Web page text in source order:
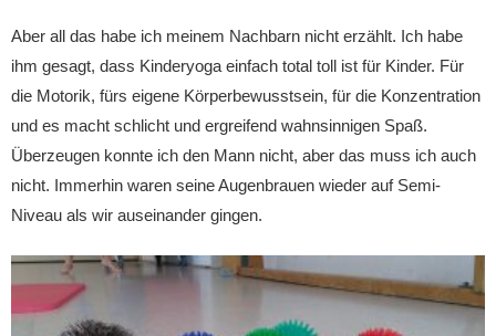
Aber all das habe ich meinem Nachbarn nicht erzählt. Ich habe
ihm gesagt, dass Kinderyoga einfach total toll ist für Kinder. Für
die Motorik, fürs eigene Körperbewusstsein, für die Konzentration
und es macht schlicht und ergreifend wahnsinnigen Spaß.
Überzeugen konnte ich den Mann nicht, aber das muss ich auch
nicht. Immerhin waren seine Augenbrauen wieder auf Semi-
Niveau als wir auseinander gingen.